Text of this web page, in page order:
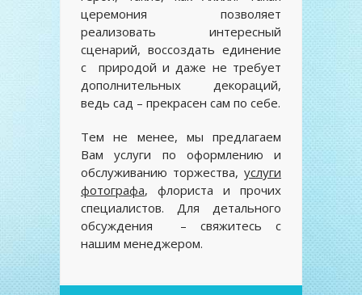
церемония позволяет
реализовать интересный
сценарий, воссоздать единение
с природой и даже не требует
дополнительных декораций,
ведь сад – прекрасен сам по себе.
Тем не менее, мы предлагаем
Вам услуги по оформлению и
обслуживанию торжества, услуги
фотографа, флориста и прочих
специалистов. Для детального
обсуждения – свяжитесь с
нашим менеджером.